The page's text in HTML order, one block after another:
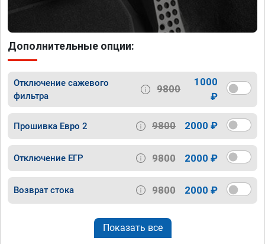
Дополнительные опции:
Отключение сажевого
фильтра
9800
1000
₽
Прошивка Евро 2 9800 2000 ₽
Отключение ЕГР 9800 2000 ₽
Возврат стока 9800 2000 ₽
Показать все